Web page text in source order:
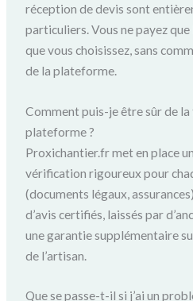
réception de devis sont
particuliers. Vous ne payez
que vous choisissez, sans
de la plateforme.
Comment puis-je être sûr de la
plateforme ?
Proxichantier.fr met en place
vérification rigoureux pour
(documents légaux,
d’avis certifiés, laissés par
une garantie supplémentaire
de l’artisan.
Que se passe-t-il si j’ai un